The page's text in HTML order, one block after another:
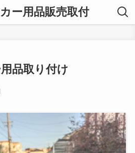
ー用品販売取付
品取り付け